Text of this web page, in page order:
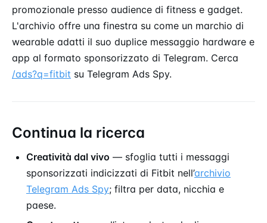
promozionale presso audience di fitness e gadget.
L'archivio offre una finestra su come un marchio di
wearable adatti il suo duplice messaggio hardware e
app al formato sponsorizzato di Telegram. Cerca
/ads?q=fitbit su Telegram Ads Spy.
Continua la ricerca
Creatività dal vivo — sfoglia tutti i messaggi
sponsorizzati indicizzati di Fitbit nell’archivio
Telegram Ads Spy; filtra per data, nicchia e
paese.